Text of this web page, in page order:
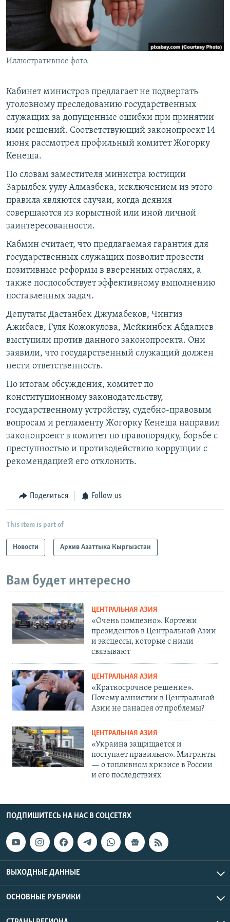
Иллюстративное фото.
Кабинет министров предлагает не подвергать
уголовному преследованию государственных
служащих за допущенные ошибки при принятии
ими решений. Соответствующий законопроект 14
июня рассмотрел профильный комитет Жогорку
Кенеша.
По словам заместителя министра юстиции
Зарылбек уулу Алмазбека, исключением из этого
правила являются случаи, когда деяния
совершаются из корыстной или иной личной
заинтересованности.
Кабмин считает, что предлагаемая гарантия для
государственных служащих позволит провести
позитивные реформы в вверенных отраслях, а
также поспособствует эффективному выполнению
поставленных задач.
Депутаты Дастанбек Джумабеков, Чингиз
Ажибаев, Гуля Кожокулова, Мейкинбек Абдалиев
выступили против данного законопроекта. Они
заявили, что государственный служащий должен
нести ответственность.
По итогам обсуждения, комитет по
конституционному законодательству,
государственному устройству, судебно-правовым
вопросам и регламенту Жогорку Кенеша направил
законопроект в комитет по правопорядку, борьбе с
преступностью и противодействию коррупции с
рекомендацией его отклонить.
Поделиться Follow us
This item is part of
Новости Архив Азаттыка Кыргызстан
Вам будет интересно
ЦЕНТРАЛЬНАЯ АЗИЯ
«Очень помпезно». Кортежи
президентов в Центральной Азии
и эксцессы, которые с ними
связывают
ЦЕНТРАЛЬНАЯ АЗИЯ
«Краткосрочное решение».
Почему амнистии в Центральной
Азии не панацея от проблемы?
ЦЕНТРАЛЬНАЯ АЗИЯ
«Украина защищается и
поступает правильно». Мигранты
— о топливном кризисе в России
и его последствиях
ПОДПИШИТЕСЬ НА НАС В СОЦСЕТЯХ
ВЫХОДНЫЕ ДАННЫЕ
ОСНОВНЫЕ РУБРИКИ